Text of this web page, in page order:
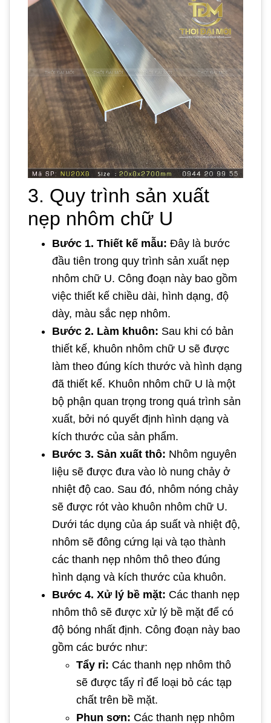
3. Quy trình sản xuất
nẹp nhôm chữ U
Bước 1. Thiết kế mẫu: Đây là bước
đầu tiên trong quy trình sản xuất nẹp
nhôm chữ U. Công đoạn này bao gồm
việc thiết kế chiều dài, hình dạng, độ
dày, màu sắc nẹp nhôm.
Bước 2. Làm khuôn: Sau khi có bản
thiết kế, khuôn nhôm chữ U sẽ được
làm theo đúng kích thước và hình dạng
đã thiết kế. Khuôn nhôm chữ U là một
bộ phận quan trọng trong quá trình sản
xuất, bởi nó quyết định hình dạng và
kích thước của sản phẩm.
Bước 3. Sản xuất thô: Nhôm nguyên
liệu sẽ được đưa vào lò nung chảy ở
nhiệt độ cao. Sau đó, nhôm nóng chảy
sẽ được rót vào khuôn nhôm chữ U.
Dưới tác dụng của áp suất và nhiệt độ,
nhôm sẽ đông cứng lại và tạo thành
các thanh nẹp nhôm thô theo đúng
hình dạng và kích thước của khuôn.
Bước 4. Xử lý bề mặt: Các thanh nẹp
nhôm thô sẽ được xử lý bề mặt để có
độ bóng nhất định. Công đoạn này bao
gồm các bước như:
Tẩy rỉ: Các thanh nẹp nhôm thô
sẽ được tẩy rỉ để loại bỏ các tạp
chất trên bề mặt.
Phun sơn: Các thanh nẹp nhôm